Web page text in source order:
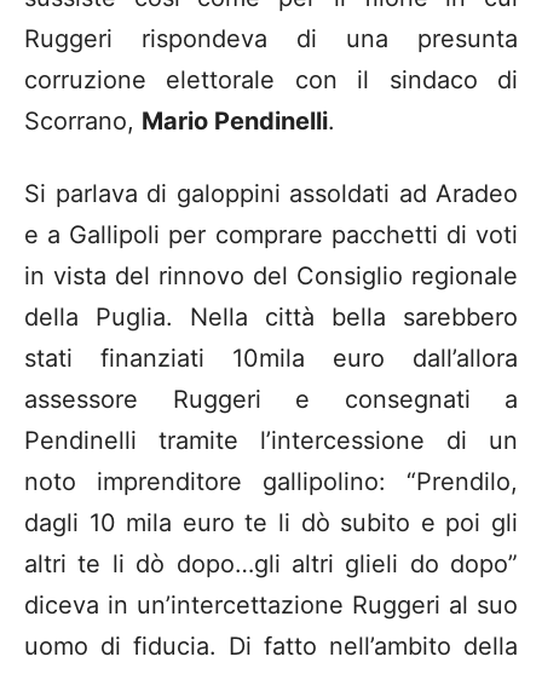
Ruggeri rispondeva di una presunta
corruzione elettorale con il sindaco di
Scorrano, Mario Pendinelli.
Si parlava di galoppini assoldati ad Aradeo
e a Gallipoli per comprare pacchetti di voti
in vista del rinnovo del Consiglio regionale
della Puglia. Nella città bella sarebbero
stati finanziati 10mila euro dall’allora
assessore Ruggeri e consegnati a
Pendinelli tramite l’intercessione di un
noto imprenditore gallipolino: “Prendilo,
dagli 10 mila euro te li dò subito e poi gli
altri te li dò dopo…gli altri glieli do dopo”
diceva in un’intercettazione Ruggeri al suo
uomo di fiducia. Di fatto nell’ambito della